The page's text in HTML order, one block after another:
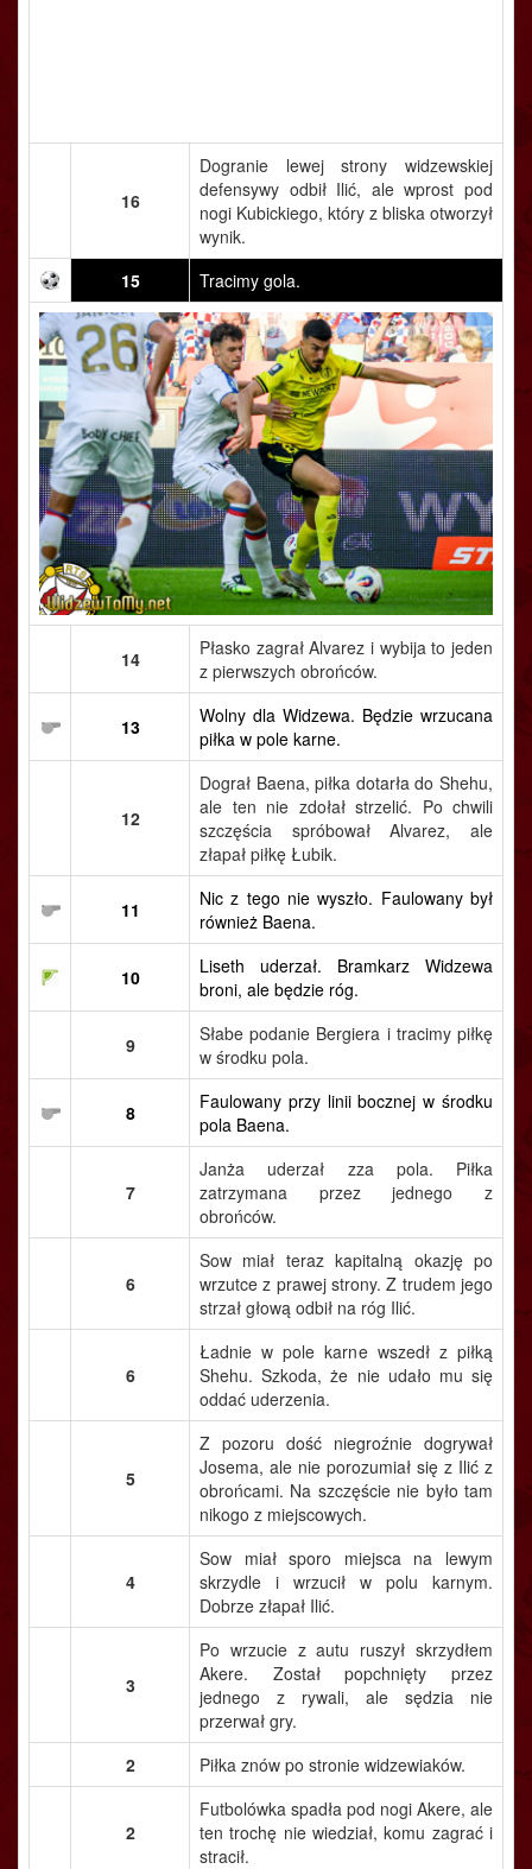
16
Dogranie lewej strony widzewskiej
defensywy odbił Ilić, ale wprost pod
nogi Kubickiego, który z bliska otworzył
wynik.
15
Tracimy gola.
14
Płasko zagrał Alvarez i wybija to jeden
z pierwszych obrońców.
13
Wolny dla Widzewa. Będzie wrzucana
piłka w pole karne.
12
Dograł Baena, piłka dotarła do Shehu,
ale ten nie zdołał strzelić. Po chwili
szczęścia spróbował Alvarez, ale
złapał piłkę Łubik.
11
Nic z tego nie wyszło. Faulowany był
również Baena.
10
Liseth uderzał. Bramkarz Widzewa
broni, ale będzie róg.
9
Słabe podanie Bergiera i tracimy piłkę
w środku pola.
8
Faulowany przy linii bocznej w środku
pola Baena.
7
Janża uderzał zza pola. Piłka
zatrzymana przez jednego z
obrońców.
6
Sow miał teraz kapitalną okazję po
wrzutce z prawej strony. Z trudem jego
strzał głową odbił na róg Ilić.
6
Ładnie w pole karne wszedł z piłką
Shehu. Szkoda, że nie udało mu się
oddać uderzenia.
5
Z pozoru dość niegroźnie dogrywał
Josema, ale nie porozumiał się z Ilić z
obrońcami. Na szczęście nie było tam
nikogo z miejscowych.
4
Sow miał sporo miejsca na lewym
skrzydle i wrzucił w polu karnym.
Dobrze złapał Ilić.
3
Po wrzucie z autu ruszył skrzydłem
Akere. Został popchnięty przez
jednego z rywali, ale sędzia nie
przerwał gry.
2
Piłka znów po stronie widzewiaków.
2
Futbolówka spadła pod nogi Akere, ale
ten trochę nie wiedział, komu zagrać i
stracił.